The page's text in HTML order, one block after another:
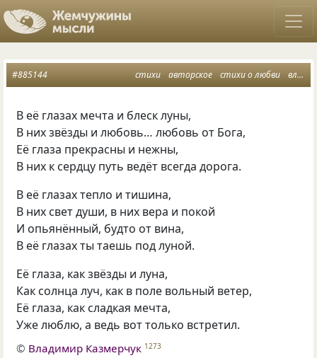
стихи авторское стихи о любви владимир казмерчук
#885144
В её глазах мечта и блеск луны,
В них звёзды и любовь… любовь от Бога,
Её глаза прекрасны и нежны,
В них к сердцу путь ведёт всегда дорога.
В её глазах тепло и тишина,
В них свет души, в них вера и покой
И опьянённый, будто от вина,
В её глазах ты таешь под луной.
Её глаза, как звёзды и луна,
Как солнца луч, как в поле вольный ветер,
Её глаза, как сладкая мечта,
Уже люблю, а ведь вот только встретил.
© Владимир Казмерчук 1273